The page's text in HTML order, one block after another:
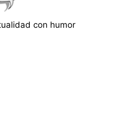
con humor